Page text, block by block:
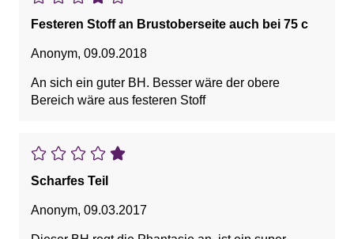
Festeren Stoff an Brustoberseite auch bei 75 c
Anonym, 09.09.2018
An sich ein guter BH. Besser wäre der obere
Bereich wäre aus festeren Stoff
Scharfes Teil
Anonym, 09.03.2017